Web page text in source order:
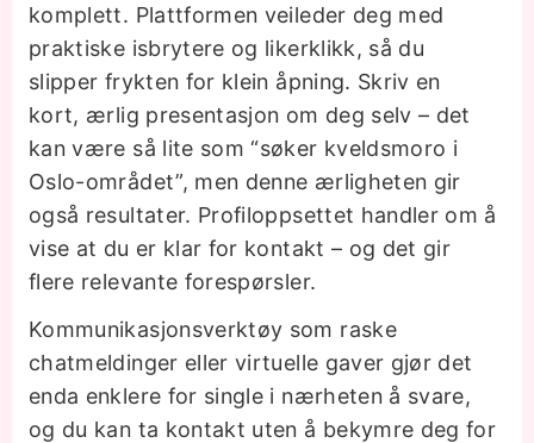
komplett. Plattformen veileder deg med
praktiske isbrytere og likerklikk, så du
slipper frykten for klein åpning. Skriv en
kort, ærlig presentasjon om deg selv – det
kan være så lite som “søker kveldsmoro i
Oslo-området”, men denne ærligheten gir
også resultater. Profiloppsettet handler om å
vise at du er klar for kontakt – og det gir
flere relevante forespørsler.
Kommunikasjonsverktøy som raske
chatmeldinger eller virtuelle gaver gjør det
enda enklere for single i nærheten å svare,
og du kan ta kontakt uten å bekymre deg for